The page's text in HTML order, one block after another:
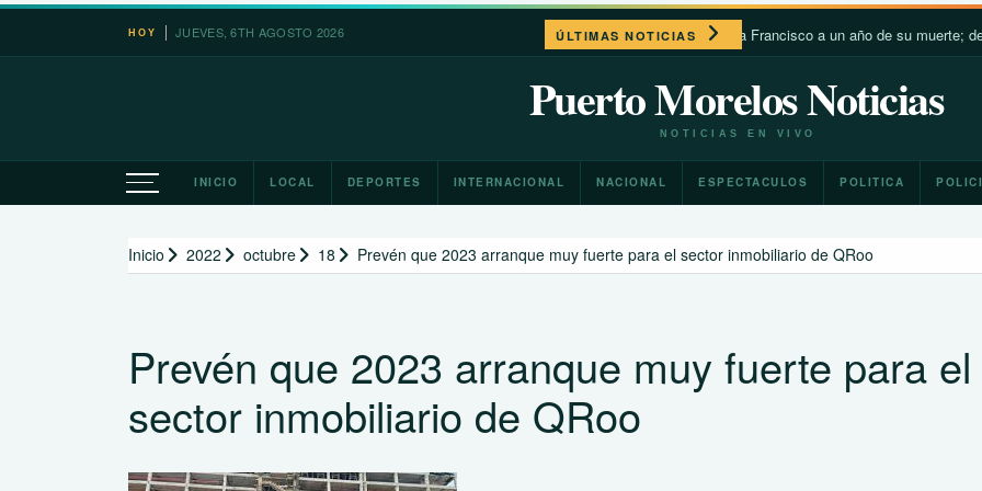
Saltar
HOY JUEVES, 6TH AGOSTO 2026 ÚLTIMAS NOTICIAS
León XIV recuerda a Francisco a un año de su muerte; destaca
Puerto Morelos Noticias
NOTICIAS EN VIVO
INICIO LOCAL DEPORTES INTERNACIONAL NACIONAL ESPECTACULOS POLITICA
Inicio 2022 octubre 18 Prevén que 2023 arranque muy fuerte para el sector inmobiliario de QRoo
Prevén que 2023 arranque muy fuerte para el
sector inmobiliario de QRoo